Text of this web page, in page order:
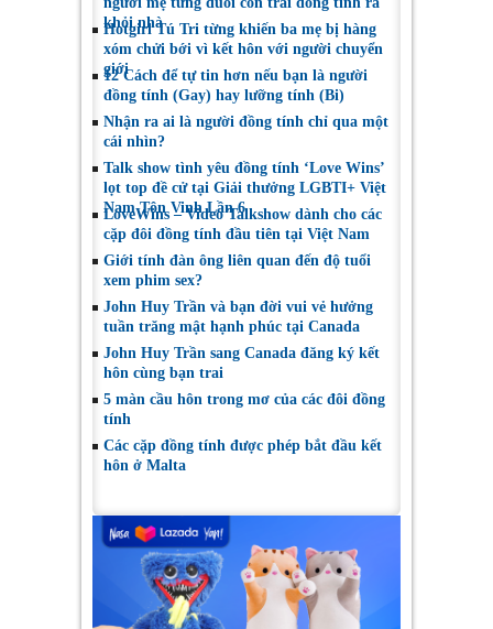
khỏi nhà
Hotgirl Tú Tri từng khiến ba mẹ bị hàng
xóm chửi bới vì kết hôn với người chuyển
giới
12 Cách để tự tin hơn nếu bạn là người
đồng tính (Gay) hay lưỡng tính (Bi)
Nhận ra ai là người đồng tính chỉ qua một
cái nhìn?
Talk show tình yêu đồng tính ‘Love Wins’
lọt top đề cử tại Giải thưởng LGBTI+ Việt
Nam Tôn Vinh Lần 6
LoveWins – Video Talkshow dành cho các
cặp đôi đồng tính đầu tiên tại Việt Nam
Giới tính đàn ông liên quan đến độ tuổi
xem phim sex?
John Huy Trần và bạn đời vui vẻ hưởng
tuần trăng mật hạnh phúc tại Canada
John Huy Trần sang Canada đăng ký kết
hôn cùng bạn trai
5 màn cầu hôn trong mơ của các đôi đồng
tính
Các cặp đồng tính được phép bắt đầu kết
hôn ở Malta